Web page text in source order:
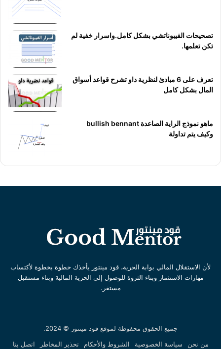
تصحيحات الفيبوناتشي بشكل كامل.واسرار خفية لم
تكن تعلمها.
تعرف على 6 مبادئ لنظرية داو تشرح قواعد أسواق
المال بشكل كامل
ماهو نموذج الراية الصاعدة bullish bennant
وكيف يتم تداولة
لأن الاستقلال المالي بوابة الحرية، قود مينتور يأخذك خطوة بخطوة لأكتساب
مهارات الاستثمار وبناء الثروة للوصول إلى الحرية المالية وبناء مستقبل
مستقر.
جميع الحقوق محفوظة لموقع قود مينتور © 2024.
من نحن
سياسة الخصوصية الشروط والأحكام تحذير المخاطر اتصل بنا